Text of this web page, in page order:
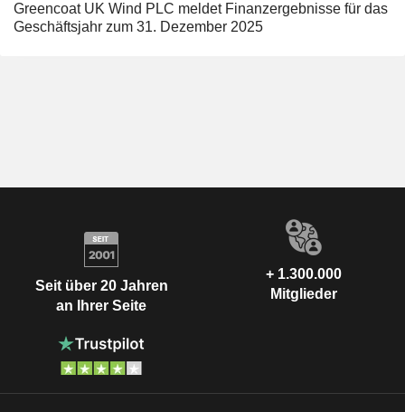
Greencoat UK Wind PLC meldet Finanzergebnisse für das
Geschäftsjahr zum 31. Dezember 2025
Seit über 20 Jahren
an Ihrer Seite
+ 1.300.000
Mitglieder